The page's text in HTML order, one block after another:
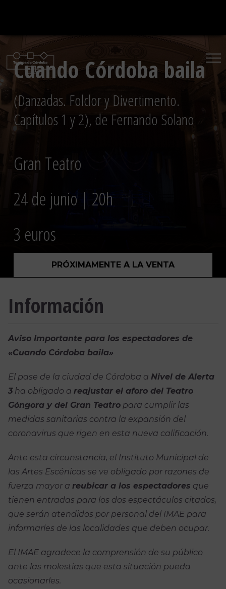
contenido
Cuando Córdoba baila
(Danzadas. Folclor y Divertimento.
Capítulos 1 y 2), de Fernando Solano
Gran Teatro
24 de junio | 20h
3 euros
PRÓXIMAMENTE A LA VENTA
Información
Aviso Importante para los espectadores de
«Cuando Córdoba baila»
El pase de la ciudad de Córdoba a Nivel de Alerta
3ha obligado a reajustar el aforo del Teatro
Góngora y del Gran Teatropara cumplir las
medidas sanitarias contra la expansión del
coronavirus que rigen en esta nueva calificación.
Ante esta circunstancia, el Instituto Municipal de
las Artes Escénicas se ve obligado por razones de
fuerza mayor a reubicar a los espectadores que
tienen entradas para los dos espectáculos citados,
que serán atendidos por personal del IMAE para
informarles de las localidades que deben ocupar.
El IMAE agradece la comprensión de su público
ante las molestias que esta situación pueda
ocasionarles.